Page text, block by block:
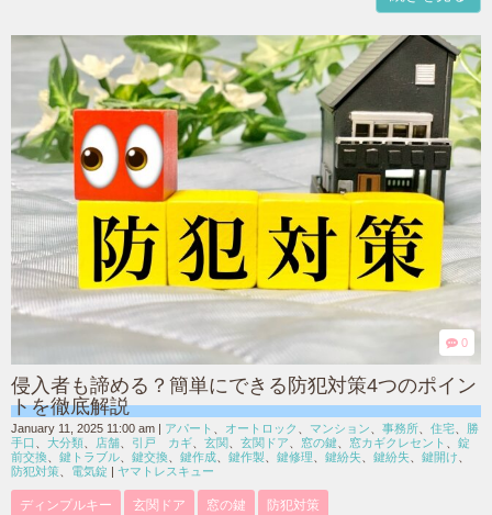
0
侵入者も諦める？簡単にできる防犯対策4つのポイン
トを徹底解説
January 11, 2025 11:00 am | アパート オートロック マンション 事務所 住宅
勝
手口
大分類 店舗 引戸 カギ 玄関 玄関ドア 窓の鍵 窓カギクレセント
錠
前交換
鍵トラブル 鍵交換 鍵作成 鍵作製 鍵修理 鍵紛失 鍵紛失 鍵開け
防犯対策
電気錠 | ヤマトレスキュー
ディンプルキー 玄関ドア 窓の鍵 防犯対策